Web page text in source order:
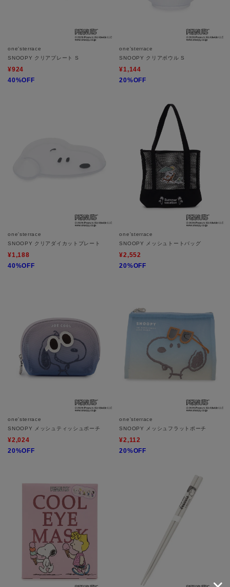
one'sterrace
SNOOPY クリアプレート S
¥924
40%OFF
one'sterrace
SNOOPY クリアボウル S
¥1,144
20%OFF
one'sterrace
SNOOPY クリアダイカットプレート
¥1,188
40%OFF
one'sterrace
SNOOPY メッシュトートバッグ
¥2,552
20%OFF
one'sterrace
SNOOPY メッシュティッシュポーチ
¥2,024
20%OFF
one'sterrace
SNOOPY メッシュフラットポーチ
¥2,112
20%OFF